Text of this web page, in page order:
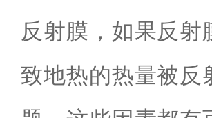
反射膜，如果反
致地热的热量被反